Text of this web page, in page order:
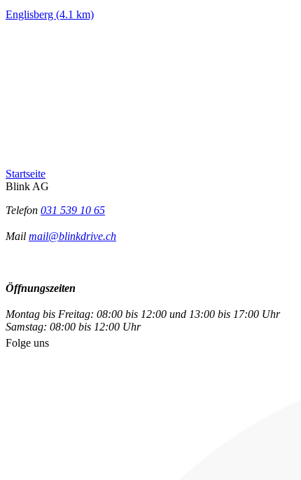
Englisberg (4.1 km)
Startseite
Blink AG
Telefon 031 539 10 65
Mail mail@blinkdrive.ch
Öffnungszeiten
Montag bis Freitag: 08:00 bis 12:00 und 13:00 bis 17:00 Uhr
Samstag: 08:00 bis 12:00 Uhr
Folge uns